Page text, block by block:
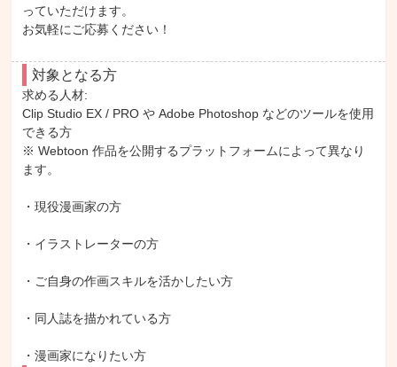
っていただけます。
お気軽にご応募ください！
対象となる方
求める人材:
Clip Studio EX / PRO や Adobe Photoshop などのツールを使用
できる方
※ Webtoon 作品を公開するプラットフォームによって異なり
ます。
・現役漫画家の方
・イラストレーターの方
・ご自身の作画スキルを活かしたい方
・同人誌を描かれている方
・漫画家になりたい方